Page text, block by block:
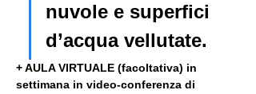
nuvole e superfici
d’acqua vellutate.
+ AULA VIRTUALE (facoltativa) in
settimana in video-conferenza di